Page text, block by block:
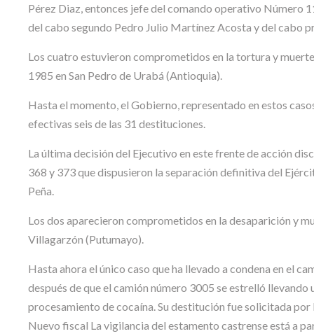
Pérez Diaz, entonces jefe del comando operativo Número
del cabo segundo Pedro Julio Martínez Acosta y del cabo
Los cuatro estuvieron comprometidos en la tortura y
1985 en San Pedro de Urabá (Antioquia).
Hasta el momento, el Gobierno, representado en estos
efectivas seis de las 31 destituciones.
La última decisión del Ejecutivo en este frente de acción
368 y 373 que dispusieron la separación definitiva del
Peña.
Los dos aparecieron comprometidos en la desaparición y
Villagarzón (Putumayo).
Hasta ahora el único caso que ha llevado a condena en el
después de que el camión número 3005 se estrelló
procesamiento de cocaína. Su destitución fue solicitada
Nuevo fiscal La vigilancia del estamento castrense está a